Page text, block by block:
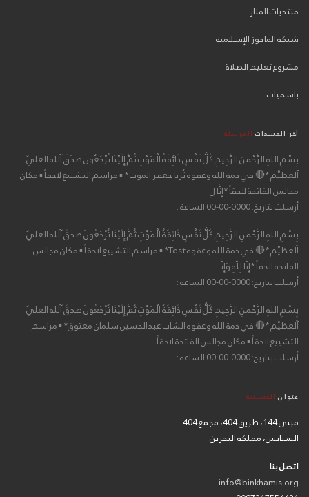
منتديات المنار
شبكة الماحوز الإسلامية
مشروع تعليم الصلاة
باسميات
آخر المسجات المرسلة
بِسْمِ اللهِ الرَّحْمنِ الرَّحِيمِ كُلُّ نَفْسٍ ذَائِقَةُ الْمَوْتِ ثُمَّ إِلَيْنَا تُرْجَعُونَ صدَقَ آلله العليٌ
آلعظيْم *🔴 في ذمة الله وعفوه ثُريا جعفر الموت * ▪ مراسم التشييع لاحقاً ▪ مكان
مجالس الفاتحة لاحقاً *إِنَّا لِ
أرسلت بتاريخ: 0000-00-00 الساعة :
بِسْمِ اللهِ الرَّحْمنِ الرَّحِيمِ كُلُّ نَفْسٍ ذَائِقَةُ الْمَوْتِ ثُمَّ إِلَيْنَا تُرْجَعُونَ صدَقَ آلله العليٌ
آلعظيْم *🔴 في ذمة الله وعفوه Test* ▪ مراسم التشييع لاحقاً ▪ مكان مجالس
الفاتحة لاحقاً *إِنَّا لِلّهِ وَإِنَّـ
أرسلت بتاريخ: 0000-00-00 الساعة :
بِسْمِ اللهِ الرَّحْمنِ الرَّحِيمِ كُلُّ نَفْسٍ ذَائِقَةُ الْمَوْتِ ثُمَّ إِلَيْنَا تُرْجَعُونَ صدَقَ آلله العليٌ
آلعظيْم *🔴 في ذمة الله وعفوه الشاب عبدالحسين سلمان معتوق* ▪ مراسم
التشييع لاحقاً ▪ مكان مجالس الفاتحة لاحقاً
أرسلت بتاريخ: 0000-00-00 الساعة :
عنوان الحسينية
مبنى 144، طريق 404، مجمع 404
السنابس، مملكة البحرين
اتصل بنا
info@binkhamis.org